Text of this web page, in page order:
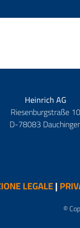
Heinrich AG
Riesenburgstraße 10
D-78083
LEGALE|
©